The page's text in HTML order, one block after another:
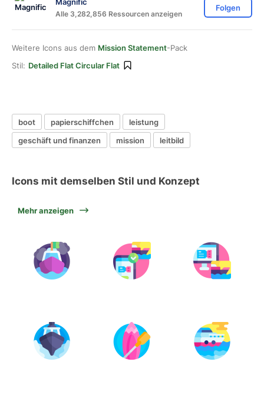
Alle 3,282,856 Ressourcen anzeigen
Folgen
Weitere Icons aus dem Mission Statement-Pack
Stil: Detailed Flat Circular Flat
boot papierschiffchen
leistung
geschäft und finanzen
mission leitbild
Icons mit demselben Stil und Konzept
Mehr anzeigen